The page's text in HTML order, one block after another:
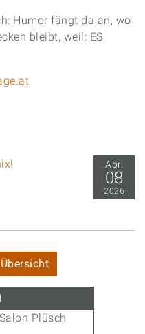
Humor fängt da an, wo
bleibt, weil: ES
Apr.
08
2026